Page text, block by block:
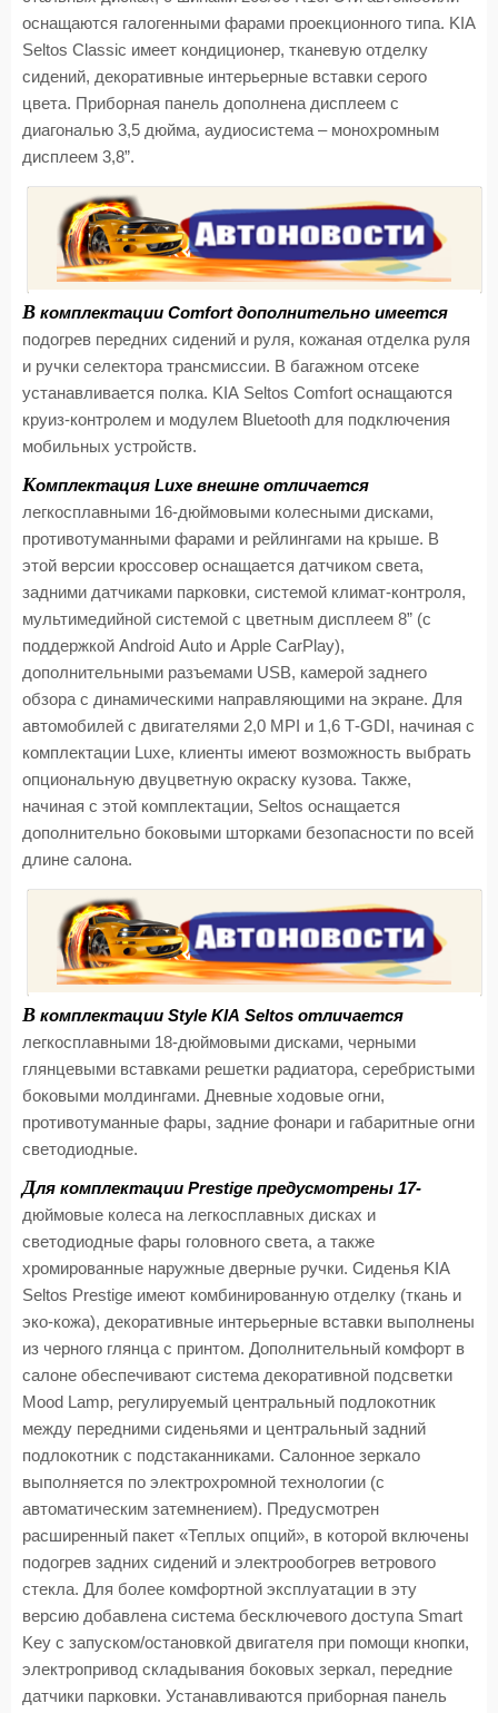
оснащаются галогенными фарами проекционного типа. KIA
Seltos Classic имеет кондиционер, тканевую отделку
сидений, декоративные интерьерные вставки серого
цвета. Приборная панель дополнена дисплеем с
диагональю 3,5 дюйма, аудиосистема – монохромным
дисплеем 3,8”.
В комплектации Comfortдополнительно имеется
подогрев передних сидений и руля, кожаная отделка руля
и ручки селектора трансмиссии. В багажном отсеке
устанавливается полка. KIA Seltos Comfort оснащаются
круиз-контролем и модулем Bluetooth для подключения
мобильных устройств.
Комплектация Luxe внешне отличается
легкосплавными 16-дюймовыми колесными дисками,
противотуманными фарами и рейлингами на крыше. В
этой версии кроссовер оснащается датчиком света,
задними датчиками парковки, системой климат-контроля,
мультимедийной системой с цветным дисплеем 8” (с
поддержкой Android Auto и Apple CarPlay),
дополнительными разъемами USB, камерой заднего
обзора с динамическими направляющими на экране. Для
автомобилей с двигателями 2,0 MPI и 1,6 T-GDI , начиная с
комплектации Luxe, клиенты имеют возможность выбрать
опциональную двуцветную окраску кузова. Также,
начиная с этой комплектации, Seltos оснащается
дополнительно боковыми шторками безопасности по всей
длине салона.
В комплектации Style KIA Seltos отличается
легкосплавными 18-дюймовыми дисками, черными
глянцевыми вставками решетки радиатора, серебристыми
боковыми молдингами. Дневные ходовые огни,
противотуманные фары, задние фонари и габаритные огни
светодиодные.
Для комплектации Prestige предусмотрены 17-
дюймовые колеса на легкосплавных дисках и
светодиодные фары головного света, а также
хромированные наружные дверные ручки. Сиденья KIA
Seltos Prestige имеют комбинированную отделку (ткань и
эко-кожа), декоративные интерьерные вставки выполнены
из черного глянца с принтом. Дополнительный комфорт в
салоне обеспечивают система декоративной подсветки
Mood Lamp, регулируемый центральный подлокотник
между передними сиденьями и центральный задний
подлокотник с подстаканниками. Салонное зеркало
выполняется по электрохромной технологии (с
автоматическим затемнением). Предусмотрен
расширенный пакет «Теплых опций», в которой включены
подогрев задних сидений и электрообогрев ветрового
стекла. Для более комфортной эксплуатации в эту
версию добавлена система бесключевого доступа Smart
Key с запуском/остановкой двигателя при помощи кнопки,
электропривод складывания боковых зеркал, передние
датчики парковки. Устанавливаются приборная панель